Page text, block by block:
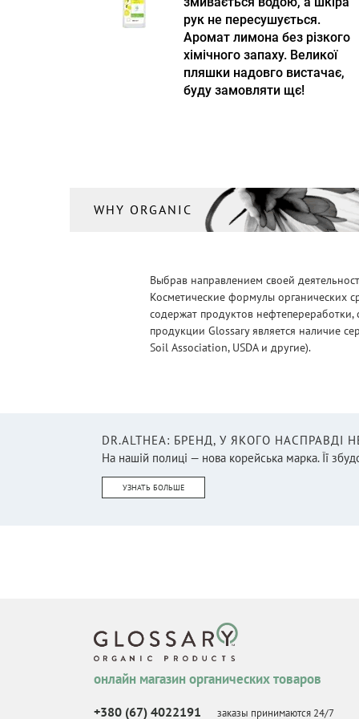
Массажные средства (1)
Мицеллярная вода/
Молочко для лица/Средства
для очищения(1)
(1)
Парфюмерия (2)
Пена для ванн/Чай для
Пенки/Гели/Масло для
Посуда
Развивающие(10)
Средство для интимной
гигиены (1)
Средство для чистки
игрушек(1)
Сюжетно-ролевые
рук не пересушується.
Аромат лимона без різкого
хімічного запаху. Великої
пляшки надовго вистачає,
буду замовляти щє!
WHY ORGANIC
Выбрав направлением своей
Косметические формулы органических
содержат продуктов
продукции Glossary является наличие
Soil Association, USDA и другие).
DR.ALTHEA: БРЕНД, У ЯКОГО НАСПРАВДІ
На нашій полиці — нова корейська марка. Її
УЗНАТЬ БОЛЬШЕ
онлайн магазин органических товаров
+380 (67) 4022191 заказы принимаются 24/7